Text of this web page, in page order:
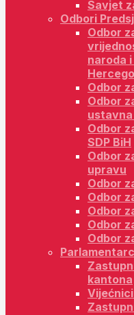
Savjet
Odbori
Odbor
naroda
Odbor
Odbor
Odbor
SDP BiH
Odbor
upravu
Odbor
Odbor
Odbor
Odbor
Odbor
kantona